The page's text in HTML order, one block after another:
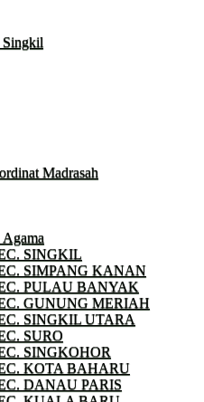
Singkil
Madrasah
SINGKIL
SIMPANG KANAN
PULAU BANYAK
GUNUNG MERIAH
SINGKIL UTARA
SURO
SINGKOHOR
KOTA BAHARU
DANAU PARIS